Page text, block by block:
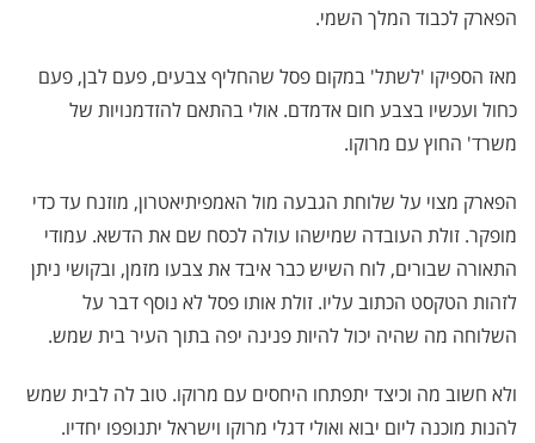
הפארק לכבוד המלך השמי.
מאז הספיקו 'לשתל' במקום פסל שהחליף צבעים, פעם לבן, פעם
כחול ועכשיו בצבע חום אדמדם. אולי בהתאם להזדמנויות של
משרד' החוץ עם מרוקו.
הפארק מצוי על שלוחת הגבעה מול האמפיתיאטרון, מוזנח עד כדי
מופקר. זולת העובדה שמישהו עולה לכסח שם את הדשא. עמודי
התאורה שבורים, לוח השיש כבר איבד את צבעו מזמן, ובקושי ניתן
לזהות הטקסט הכתוב עליו. זולת אותו פסל לא נוסף דבר על
השלוחה מה שהיה יכול להיות פנינה יפה בתוך העיר בית שמש.
ולא חשוב מה וכיצד יתפתחו היחסים עם מרוקו. טוב לה לבית שמש
להנות מוכנה ליום יבוא ואולי דגלי מרוקו וישראל יתנופפו יחדיו.